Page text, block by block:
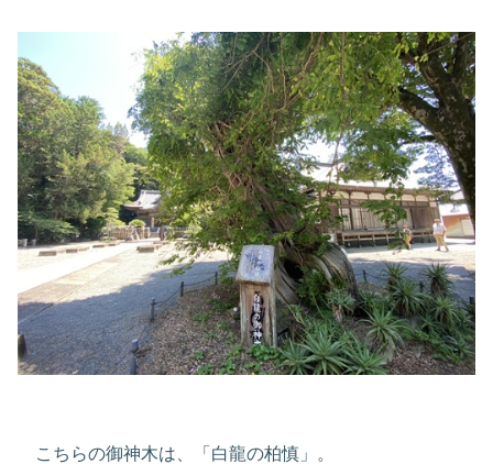
こちらの御神木は、「白龍の柏慎」。